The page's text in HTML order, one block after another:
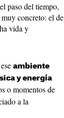
paso del tiempo,
concreto: el de
vida y
ambiente
y energía
o momentos de
a la